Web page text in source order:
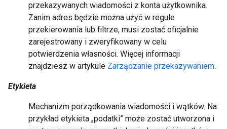
przekazywanych wiadomości z konta użytkownika.
Zanim adres będzie można użyć w regule
przekierowania lub filtrze, musi zostać oficjalnie
zarejestrowany i zweryfikowany w celu
potwierdzenia własności. Więcej informacji
znajdziesz w artykule Zarządzanie przekazywaniem.
Etykieta
Mechanizm porządkowania wiadomości i wątków. Na
przykład etykieta „podatki” może zostać utworzona i